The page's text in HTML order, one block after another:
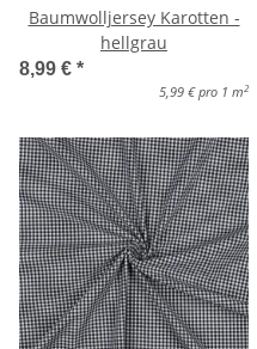
Baumwolljersey Karotten -
hellgrau
8,99 € *
5,99 € pro 1 m 2